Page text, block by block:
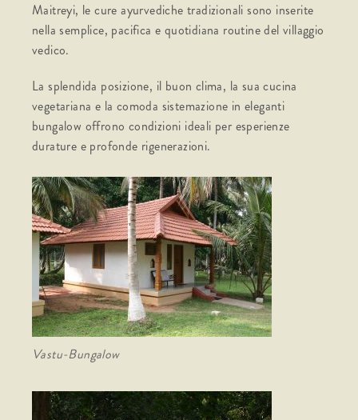
Maitreyi, le cure ayurvediche tradizionali sono inserite
nella semplice, pacifica e quotidiana routine del villaggio
vedico.
La splendida posizione, il buon clima, la sua cucina
vegetariana e la comoda sistemazione in eleganti
bungalow offrono condizioni ideali per esperienze
durature e profonde rigenerazioni.
Vastu-Bungalow